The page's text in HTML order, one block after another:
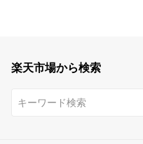
楽天市場から検索